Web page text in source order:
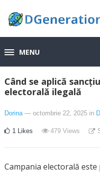
MENU
Când se aplică
electorală ilegală
Dorina — octombrie 22, 2025 in
1 Likes 479Views
Campania electorală